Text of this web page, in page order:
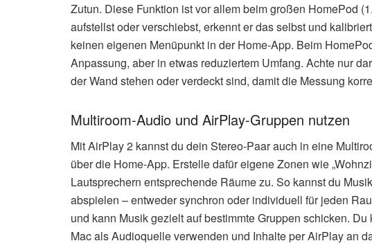
Zutun. Diese Funktion ist vor allem beim großen HomePod
aufstellst oder verschiebst, erkennt er das selbst und
keinen eigenen Menüpunkt in der Home-App. Beim
Anpassung, aber in etwas reduziertem Umfang. Achte nur
der Wand stehen oder verdeckt sind, damit die Messung
Multiroom-Audio und AirPlay-Gruppen nutzen
Mit AirPlay 2 kannst du dein Stereo-Paar auch in eine
über die Home-App. Erstelle dafür eigene Zonen wie
Lautsprechern entsprechende Räume zu. So kannst du
abspielen – entweder synchron oder individuell für jeden
und kann Musik gezielt auf bestimmte Gruppen schicken.
Mac als Audioquelle verwenden und Inhalte per AirPlay an